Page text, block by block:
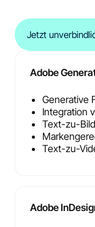
Jetzt
Adobe
Generative
Integration
Text-zu-
Text-zu-
Adobe